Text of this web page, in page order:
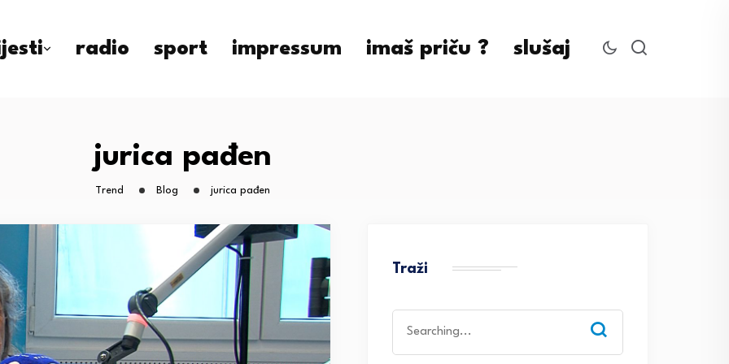
radio sport impressum imaš priču ? slušaj
jurica pađen
Trend Blog jurica pađen
Traži
for: